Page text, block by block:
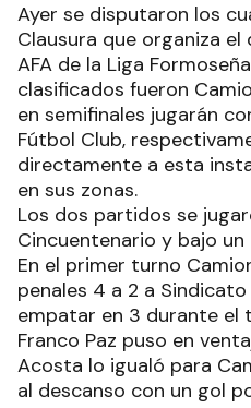
Ayer se disputaron los
Clausura que organiza
AFA de la Liga
clasificados fueron
en semifinales jugarán
Fútbol Club,
directamente a esta
en sus zonas.
Los dos partidos se
Cincuentenario y bajo
En el primer turno
penales 4 a 2 a
empatar en 3 durante el
Franco Paz puso en
Acosta lo igualó para
al descanso con un gol